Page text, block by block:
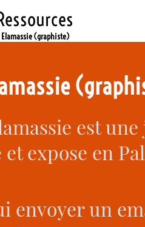
Elamassie (graphiste)
est
expose en
envoyer un